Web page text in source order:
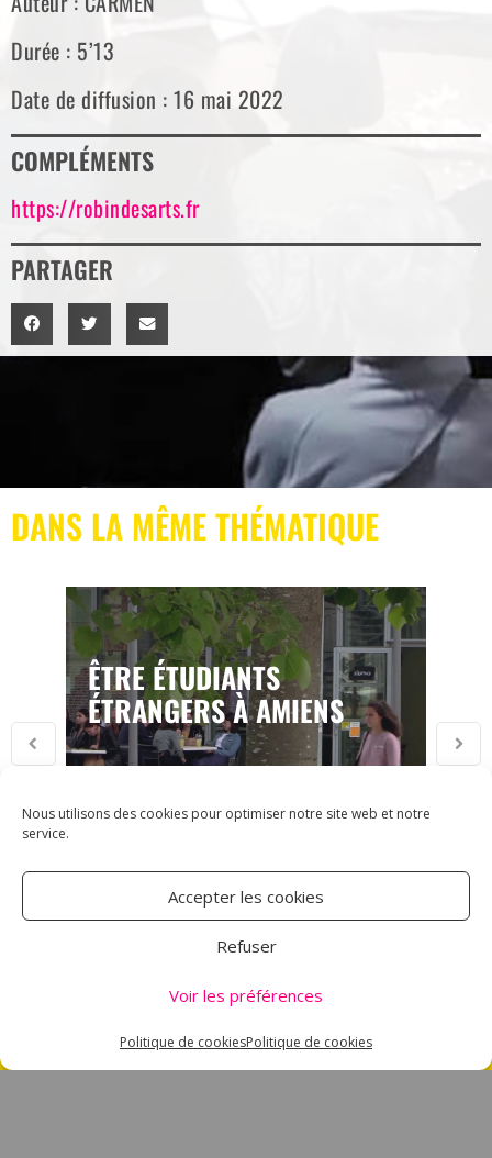
Nous utilisons des cookies pour optimiser notre site web et notre
service.
Accepter les cookies
Refuser
Voir les préférences
Politique de cookiesPolitique de cookies
Durée : 5’13
Date de diffusion : 16 mai 2022
COMPLÉMENTS
https://robindesarts.fr
PARTAGER
DANS LA MÊME THÉMATIQUE
ÊTRE ÉTUDIANTS
ÉTRANGERS À AMIENS
ASSOCIATION CARMEN
80000 AMIENS
TÉL : 03 60 12 34 10
CARMEN@CANALNORD.ORG